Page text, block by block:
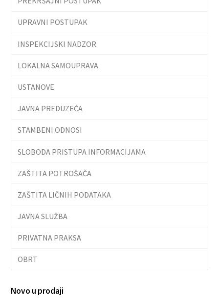
UPRAVNI POSTUPAK
INSPEKCIJSKI NADZOR
LOKALNA SAMOUPRAVA
USTANOVE
JAVNA PREDUZEĆA
STAMBENI ODNOSI
SLOBODA PRISTUPA INFORMACIJAMA
ZAŠTITA POTROŠAČA
ZAŠTITA LIČNIH PODATAKA
JAVNA SLUŽBA
PRIVATNA PRAKSA
OBRT
Novo u prodaji